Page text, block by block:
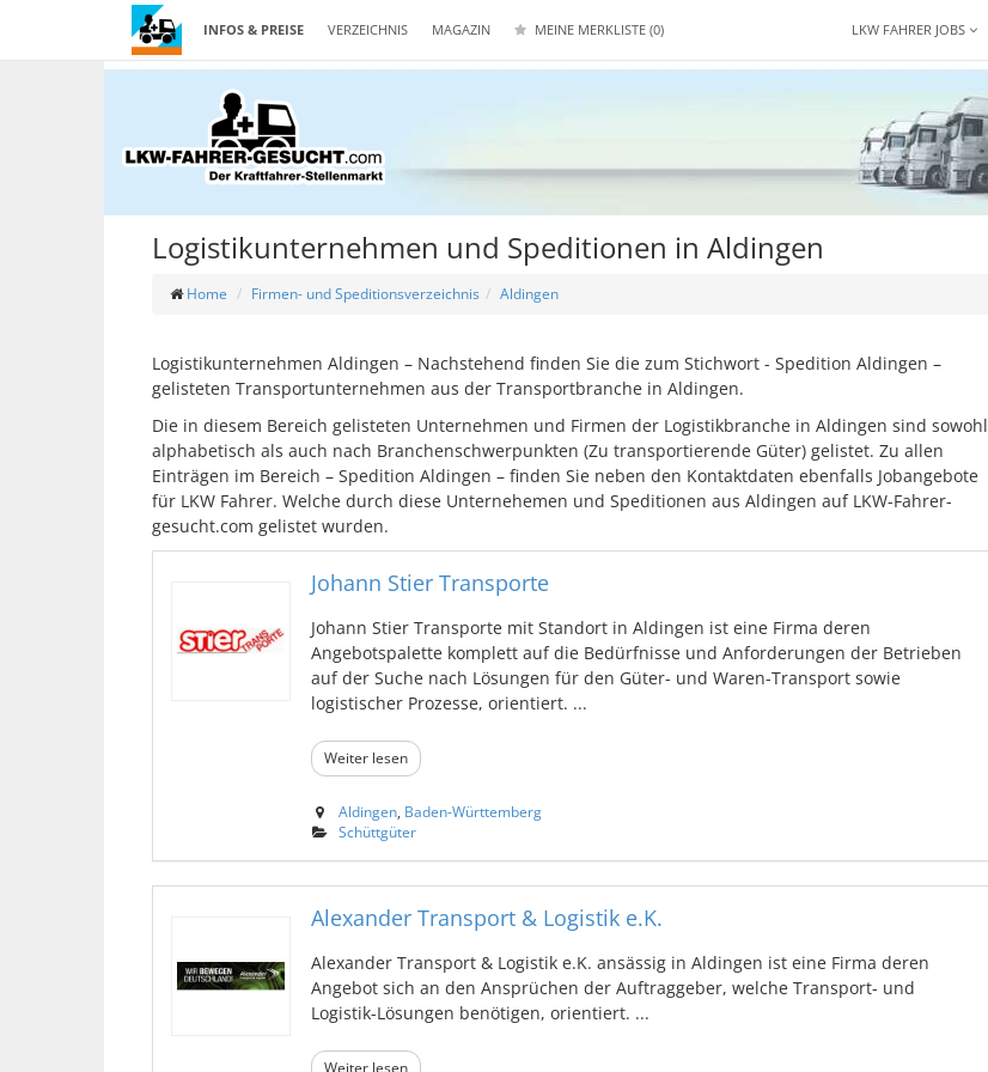
INFOS & PREISE VERZEICHNIS MAGAZIN MEINE MERKLISTE (0) LKW FAHRER JOBS
Logistikunternehmen und Speditionen in Aldingen
Home Firmen- und Speditionsverzeichnis Aldingen
Logistikunternehmen Aldingen – Nachstehend finden Sie die zum Stichwort - Spedition Aldingen –
gelisteten Transportunternehmen aus der Transportbranche in Aldingen.
Die in diesem Bereich gelisteten Unternehmen und Firmen der Logistikbranche in Aldingen sind sowohl
alphabetisch als auch nach Branchenschwerpunkten (Zu transportierende Güter) gelistet. Zu allen
Einträgen im Bereich – Spedition Aldingen – finden Sie neben den Kontaktdaten ebenfalls Jobangebote
für LKW Fahrer. Welche durch diese Unternehemen und Speditionen aus Aldingen auf LKW-Fahrer-
gesucht.com gelistet wurden.
Johann Stier Transporte
Johann Stier Transporte mit Standort in Aldingen ist eine Firma deren
Angebotspalette komplett auf die Bedürfnisse und Anforderungen der Betrieben
auf der Suche nach Lösungen für den Güter- und Waren-Transport sowie
logistischer Prozesse, orientiert. ...
Weiter lesen
Aldingen, Baden-Württemberg
Schüttgüter
Alexander Transport & Logistik e.K.
Alexander Transport & Logistik e.K. ansässig in Aldingen ist eine Firma deren
Angebot sich an den Ansprüchen der Auftraggeber, welche Transport- und
Logistik-Lösungen benötigen, orientiert. ...
Weiter lesen